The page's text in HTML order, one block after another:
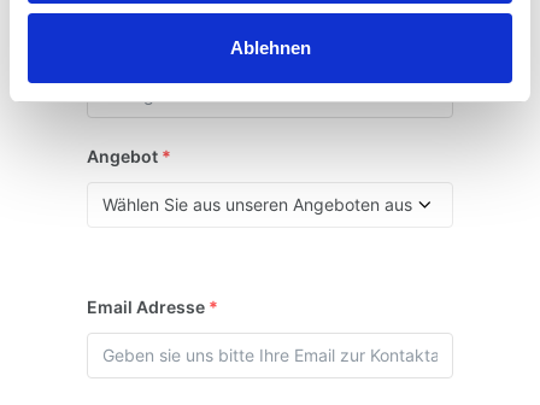
Ablehnen
*
Angebot *
Email Adresse *